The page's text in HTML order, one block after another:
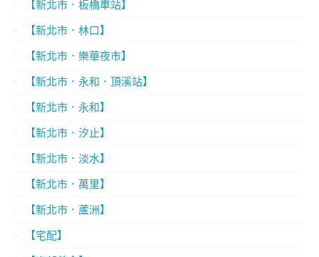
【新北市．板橋車站】
【新北市．林口】
【新北市．樂華夜市】
【新北市．永和．頂溪站】
【新北市．永和】
【新北市．汐止】
【新北市．淡水】
【新北市．萬里】
【新北市．蘆洲】
【宅配】